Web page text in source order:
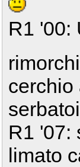
R1 '00:
cerchio
R1 '07:
limato